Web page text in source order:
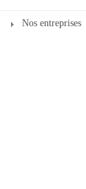
Nos entreprises